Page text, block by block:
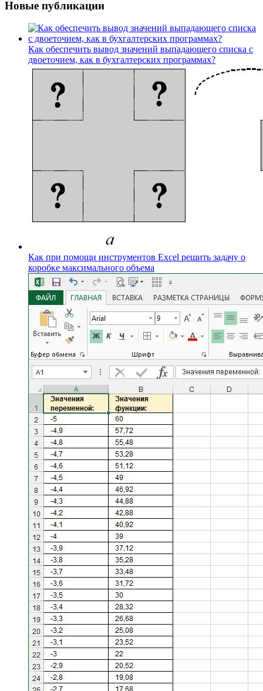
Новые публикации
Как обеспечить вывод значений выпадающего списка с
двоеточием, как в бухгалтерских программах?
Как при помощи инструментов Excel решить задачу о
коробке максимального объема